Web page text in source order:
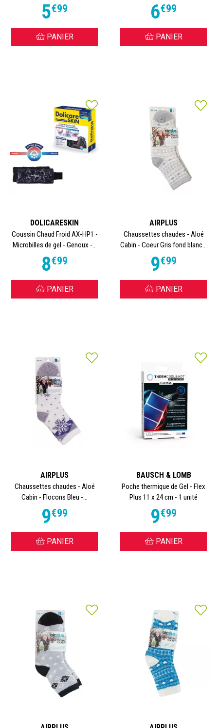
5€99
PANIER
6€99
PANIER
DOLICARESKIN
Coussin Chaud Froid AX-HP1 -
Microbilles de gel - Genoux -...
8€99
PANIER
AIRPLUS
Chaussettes chaudes - Aloé
Cabin - Coeur Gris fond blanc...
9€99
PANIER
AIRPLUS
Chaussettes chaudes - Aloé
Cabin - Flocons Bleu -...
9€99
PANIER
BAUSCH & LOMB
Poche thermique de Gel - Flex
Plus 11 x 24 cm - 1 unité
9€99
PANIER